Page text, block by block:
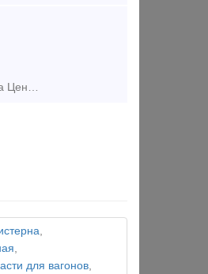
Предложение (продажа) Рельсы Р50 старогодные, вертикальный износ до 2 мм. Самовывоз и доставка Цена: 30000
,
,
для вагонов,